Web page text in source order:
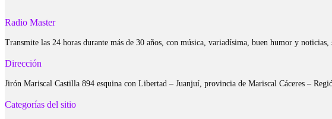
Radio Master
Transmite las 24 horas durante más de 30 años, con música, variadísima, buen humor y
Dirección
Jirón Mariscal Castilla 894 esquina con Libertad – Juanjuí, provincia de Mariscal Cáceres –
Categorías del sitio